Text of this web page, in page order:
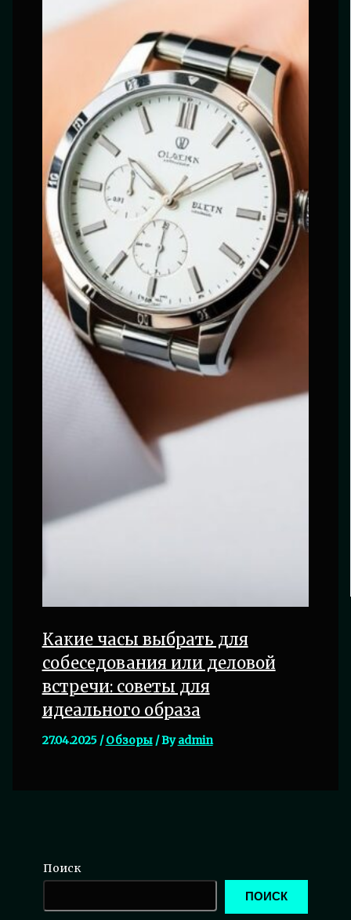
Какие часы выбрать для
собеседования или деловой
встречи: советы для
идеального образа
27.04.2025 /Обзоры/ Byadmin
Поиск
ПОИСК